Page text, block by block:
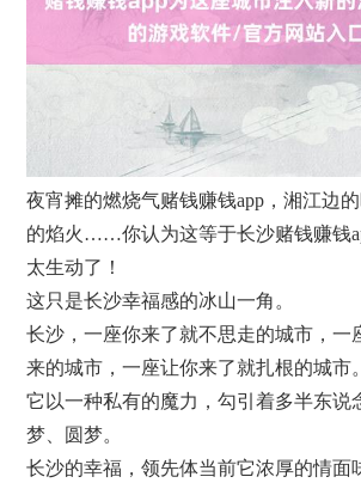
夜宵摊的燃烧气赌钱赚钱app，湘江边
的焰火……你认为这等于长沙赌钱赚钱
太生动了！
这只是长沙幸福感的冰山一角。
长沙，一座你来了就不思走的城市，一
来的城市，一座让你来了就扎根的城市。
它以一种私有的魔力，勾引着多半东说
梦、圆梦。
长沙的幸福，领先体当前它浓厚的情面